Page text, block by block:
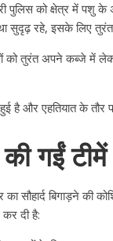
पुलिस को क्षेत्र में पशु के
सुदृढ़ रहे, इसके लिए
तुरंत अपने कब्जे में
है और एहतियात के
गईं टीमें
बिगाड़ने की
दी है: